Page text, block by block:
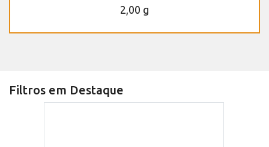
2,00 g
Filtros em Destaque